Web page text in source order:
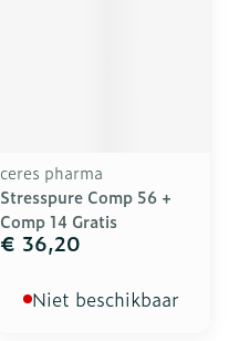
ceres pharma
Stresspure Comp 56 +
Comp 14 Gratis
€ 36,20
Niet beschikbaar